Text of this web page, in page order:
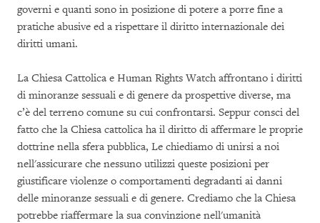
governi e quanti sono in posizione di potere a porre fine a
pratiche abusive ed a rispettare il diritto internazionale dei
diritti umani.
La Chiesa Cattolica e Human Rights Watch affrontano i diritti
di minoranze sessuali e di genere da prospettive diverse, ma
c’è del terreno comune su cui confrontarsi. Seppur consci del
fatto che la Chiesa cattolica ha il diritto di affermare le proprie
dottrine nella sfera pubblica, Le chiediamo di unirsi a noi
nell'assicurare che nessuno utilizzi queste posizioni per
giustificare violenze o comportamenti degradanti ai danni
delle minoranze sessuali e di genere. Crediamo che la Chiesa
potrebbe riaffermare la sua convinzione nell'umanità